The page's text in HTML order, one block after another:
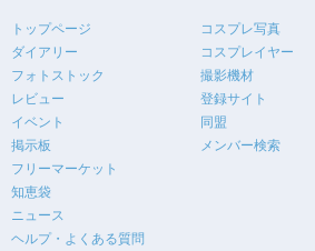
トップページ
ダイアリー
フォトストック
レビュー
イベント
掲示板
フリーマーケット
知恵袋
ニュース
ヘルプ・よくある質問
コスプレ写真
コスプレイヤー
撮影機材
登録サイト
同盟
メンバー検索